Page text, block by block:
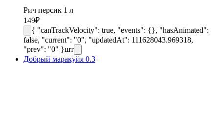
Рич персик 1 л
149₽
{ "canTrackVelocity": true, "events": {}, "hasAnimated":
false, "current": "0", "updatedAt": 111628043.969318,
"prev": "0" }шт
Добрый маракуйя 0.3